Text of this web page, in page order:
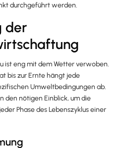
durchgeführt werden.
der
ist eng mit dem Wetter verwoben.
bis zur Ernte hängt jede
Umweltbedingungen ab.
den nötigen Einblick, um die
Phase des Lebenszyklus einer